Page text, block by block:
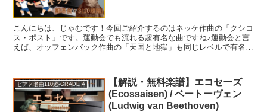
こんにちは、じゃむです！今回ご紹介するのはネッケ作曲の「クシコ
ス・ポスト」です。運動会でも流れる超有名な曲ですね♪運動会と言
えば、オッフェンバック作曲の「天国と地獄」も同じレベルで有名で
ピアノ名曲110選-GRADE A
【解説・無料楽譜】エコセーズ
(Ecossaisen) / ベートーヴェン
(Ludwig van Beethoven)